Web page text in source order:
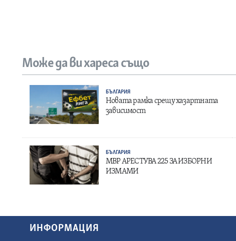
Може да ви хареса също
БЪЛГАРИЯ
Новата рамка срещу хазартната
зависимост
БЪЛГАРИЯ
МВР АРЕСТУВА 225 ЗА ИЗБОРНИ
ИЗМАМИ
ИНФОРМАЦИЯ